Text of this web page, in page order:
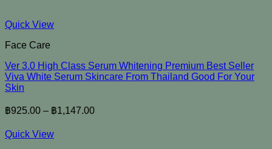
Quick View
Face Care
Ver 3.0 High Class Serum Whitening Premium Best Seller
Viva White Serum Skincare From Thailand Good For Your
Skin
฿925.00 – ฿1,147.00
Quick View